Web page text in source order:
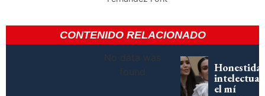
CONTENIDO RELACIONADO
No data was
found
intelectual:
el mí